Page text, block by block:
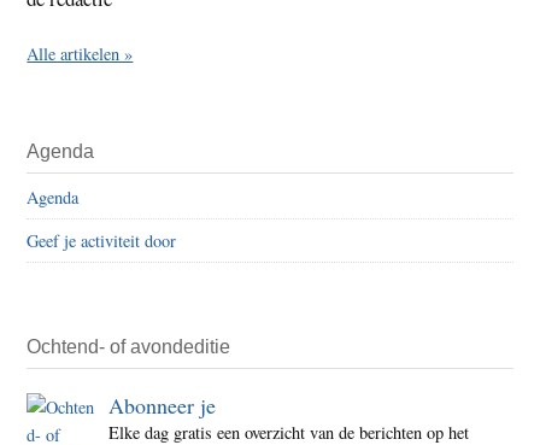
Alle artikelen »
Agenda
Agenda
Geef je activiteit door
Ochtend- of avondeditie
Abonneer je
Elke dag gratis een overzicht van de berichten op het